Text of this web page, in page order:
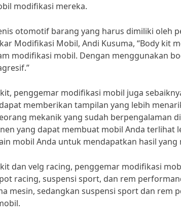
modifikasi mereka.
otomotif barang yang harus dimiliki oleh
Modifikasi Mobil, Andi Kusuma, “Body kit
modifikasi mobil. Dengan menggunakan
penggemar modifikasi mobil juga
memberikan tampilan yang lebih
mekanik yang sudah berpengalaman
yang dapat membuat mobil Anda terlihat
mobil Anda untuk mendapatkan hasil yang
dan velg racing, penggemar modifikasi
racing, suspensi sport, dan rem
mesin, sedangkan suspensi sport dan rem